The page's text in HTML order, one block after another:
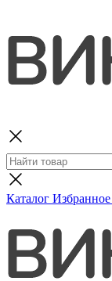
Каталог Избранное